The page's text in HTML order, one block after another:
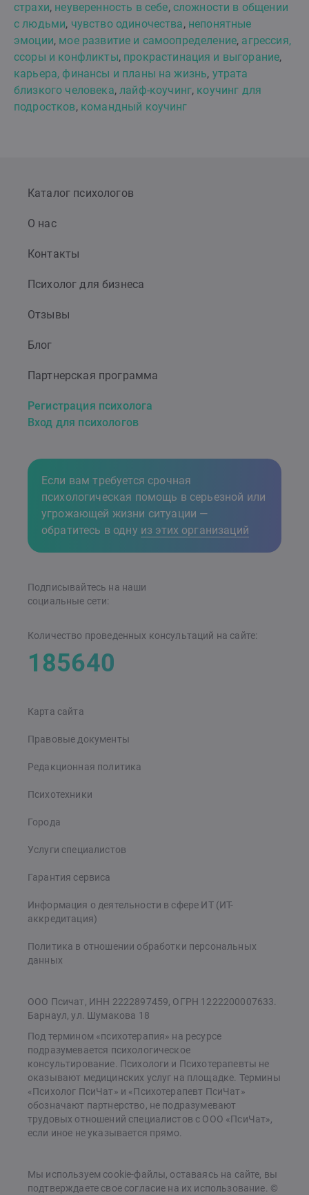
страхи, неуверенность в себе, сложности в общении
с людьми, чувство одиночества, непонятные
эмоции, мое развитие и самоопределение, агрессия,
ссоры и конфликты, прокрастинация и выгорание,
карьера, финансы и планы на жизнь, утрата
близкого человека,лайф-коучинг, коучинг для
подростков, командный коучинг
Каталог психологов
О нас
Контакты
Психолог для бизнеса
Отзывы
Блог
Партнерская программа
Регистрация психолога
Вход для психологов
Если вам требуется срочная
психологическая помощь в серьезной или
угрожающей жизни ситуации —
обратитесь в одну из этих организаций
Карта сайта
Правовые документы
Редакционная политика
Психотехники
Города
Услуги специалистов
Гарантия сервиса
Информация о деятельности в сфере ИТ (ИТ-
аккредитация)
Политика в отношении обработки персональных
данных
Подписывайтесь на наши
cоциальные сети:
Количество проведенных консультаций на сайте:
185640
ООО Псичат, ИНН 2222897459, ОГРН 1222200007633.
Барнаул, ул. Шумакова 18
Под термином «психотерапия» на ресурсе
подразумевается психологическое
консультирование. Психологи и Психотерапевты не
оказывают медицинских услуг на площадке. Термины
«Психолог ПсиЧат» и «Психотерапевт ПсиЧат»
обозначают партнерство, не подразумевают
трудовых отношений специалистов с ООО «ПсиЧат»,
если иное не указывается прямо.
Мы используем cookie-файлы, оставаясь на сайте, вы
подтверждаете свое согласие на их использование. ©